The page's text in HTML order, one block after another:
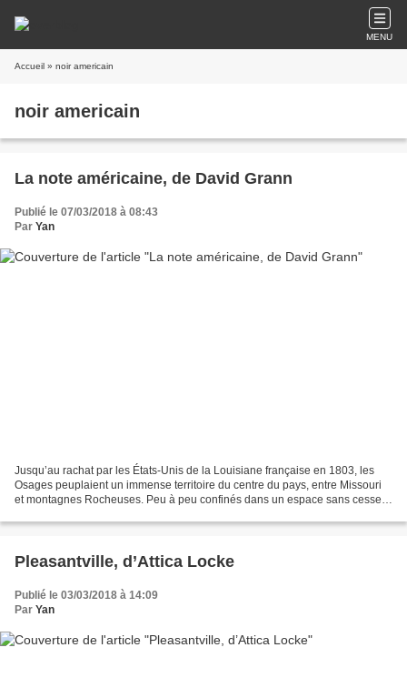
MENU
Accueil » noir americain
noir americain
La note américaine, de David Grann
Publié le 07/03/2018 à 08:43
Par Yan
Jusqu’au rachat par les États-Unis de la Louisiane française en 1803, les
Osages peuplaient un immense territoire du centre du pays, entre Missouri
et montagnes Rocheuses. Peu à peu confinés dans un espace sans cesse
Pleasantville, d’Attica Locke
Publié le 03/03/2018 à 14:09
Par Yan